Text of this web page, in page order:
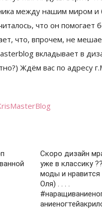
Скоро дизайн
уже в классику
моды и
Оля) . . . .